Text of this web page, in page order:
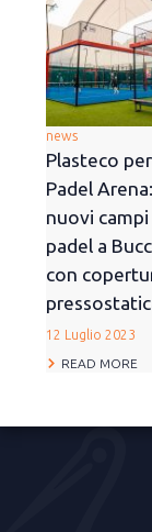
news
Plasteco
Padel
nuovi campi
padel a
con
12 Luglio 2023
READ MORE